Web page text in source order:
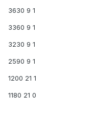
3630 9 1
3360 9 1
3230 9 1
2590 9 1
1200 21 1
1180 21 0